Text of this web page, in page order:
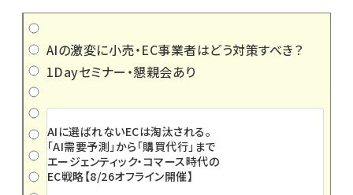
AIの激変に小売・EC事業者はどう対策すべき？
1Dayセミナー・懇親会あり
AIに選ばれないECは淘汰される。
「AI需要予測」から「購買代行」まで
エージェンティック・コマース時代の
EC戦略【8/26オフライン開催】